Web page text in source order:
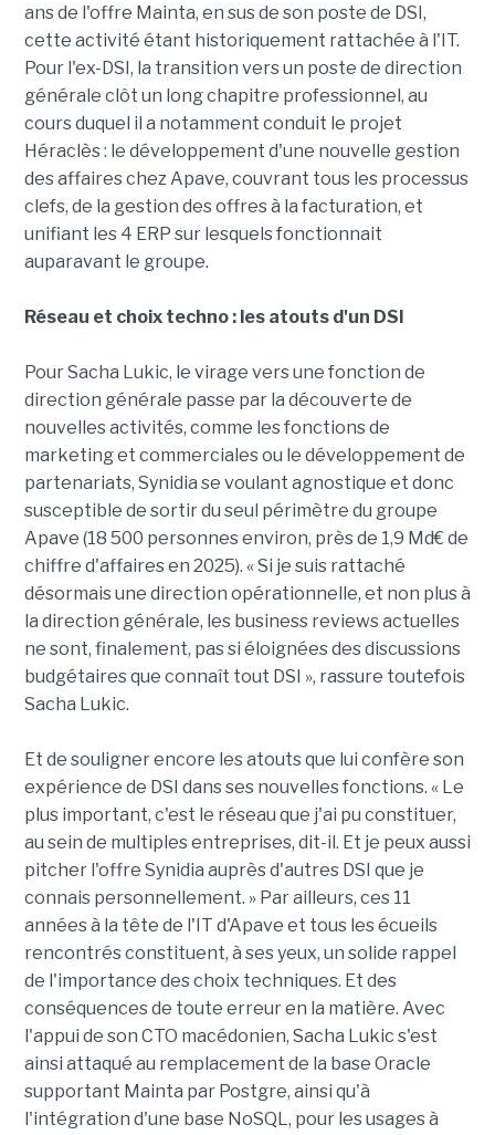
ans de l'offre Mainta, en sus de son poste de DSI,
cette activité étant historiquement rattachée à l'IT.
Pour l'ex-DSI, la transition vers un poste de direction
générale clôt un long chapitre professionnel, au
cours duquel il a notamment conduit le projet
Héraclès : le développement d'une nouvelle gestion
des affaires chez Apave, couvrant tous les processus
clefs, de la gestion des offres à la facturation, et
unifiant les 4 ERP sur lesquels fonctionnait
auparavant le groupe.
Réseau et choix techno : les atouts d'un DSI
Pour Sacha Lukic, le virage vers une fonction de
direction générale passe par la découverte de
nouvelles activités, comme les fonctions de
marketing et commerciales ou le développement de
partenariats, Synidia se voulant agnostique et donc
susceptible de sortir du seul périmètre du groupe
Apave (18 500 personnes environ, près de 1,9 Md€ de
chiffre d'affaires en 2025). « Si je suis rattaché
désormais une direction opérationnelle, et non plus à
la direction générale, les business reviews actuelles
ne sont, finalement, pas si éloignées des discussions
budgétaires que connaît tout DSI », rassure toutefois
Sacha Lukic.
Et de souligner encore les atouts que lui confère son
expérience de DSI dans ses nouvelles fonctions. « Le
plus important, c'est le réseau que j'ai pu constituer,
au sein de multiples entreprises, dit-il. Et je peux aussi
pitcher l'offre Synidia auprès d'autres DSI que je
connais personnellement. » Par ailleurs, ces 11
années à la tête de l'IT d'Apave et tous les écueils
rencontrés constituent, à ses yeux, un solide rappel
de l'importance des choix techniques. Et des
conséquences de toute erreur en la matière. Avec
l'appui de son CTO macédonien, Sacha Lukic s'est
ainsi attaqué au remplacement de la base Oracle
supportant Mainta par Postgre, ainsi qu'à
l'intégration d'une base NoSQL, pour les usages à